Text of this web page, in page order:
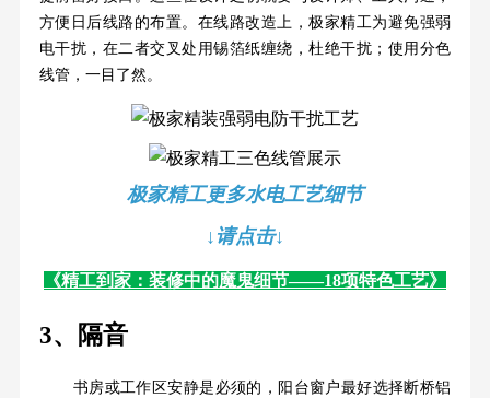
方便日后线路的布置。在线路改造上，极家精工为避免强弱
电干扰，在二者交叉处用锡箔纸缠绕，杜绝干扰；使用分色
线管，一目了然。
极家精工更多水电工艺细节
↓请点击↓
《精工到家：装修中的魔鬼细节——18项特色工艺》
3、隔音
书房或工作区安静是必须的，阳台窗户最好选择断桥铝